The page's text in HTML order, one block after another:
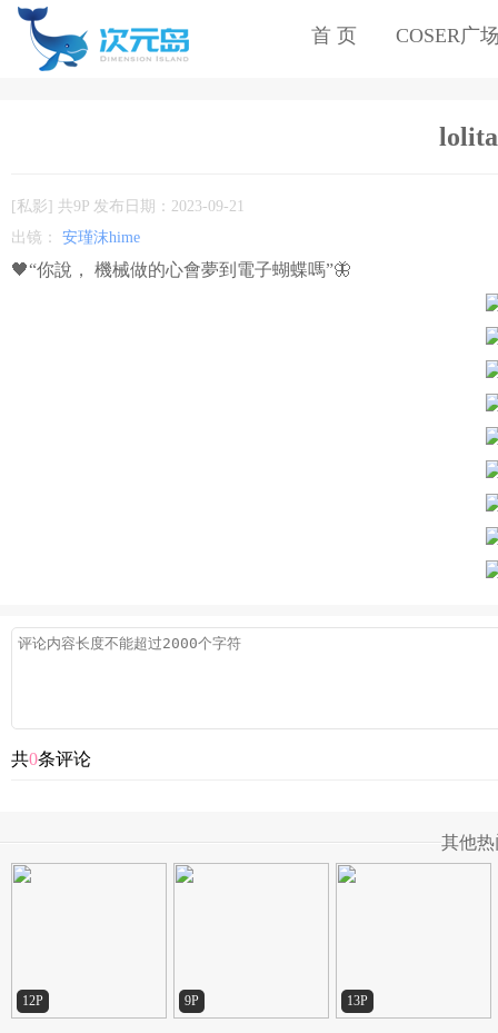
首 页 COSER广
[私影] 共9P 发布日期：2023-09-21
出镜： 安瑾沫hime
🖤“你說， 機械做的心會夢到電子蝴蝶嗎”🦋
共0条评论
其他
12P 9P 13P